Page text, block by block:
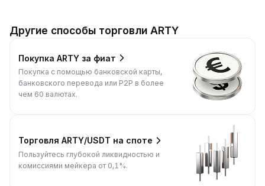
Другие способы торговли ARTY
Покупка ARTY за фиат
Покупка с помощью банковской карты,
банковского перевода или P2P в более
чем 60 валютах.
Торговля ARTY/USDT на споте
Пользуйтесь глубокой ликвидностью и
комиссиями мейкера от 0,1%.